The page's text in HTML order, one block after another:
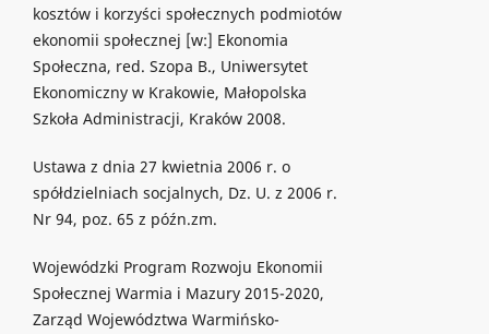
kosztów i korzyści społecznych podmiotów
ekonomii społecznej [w:] Ekonomia
Społeczna, red. Szopa B., Uniwersytet
Ekonomiczny w Krakowie, Małopolska
Szkoła Administracji, Kraków 2008.
Ustawa z dnia 27 kwietnia 2006 r. o
spółdzielniach socjalnych, Dz. U. z 2006 r.
Nr 94, poz. 65 z późn.zm.
Wojewódzki Program Rozwoju Ekonomii
Społecznej Warmia i Mazury 2015-2020,
Zarząd Województwa Warmińsko-